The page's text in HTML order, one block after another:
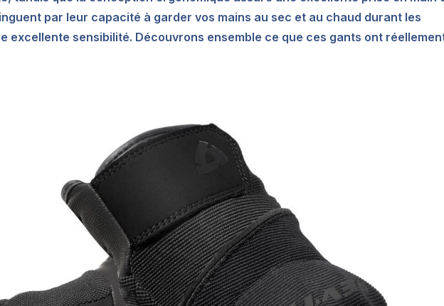
par leur capacité à garder vos mains au sec et au chaud durant les
excellente sensibilité. Découvrons ensemble ce que ces gants ont